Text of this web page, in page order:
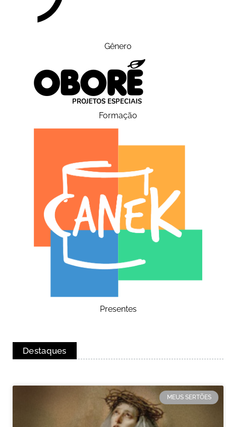
Gênero
Formação
Presentes
Destaques
MEUS SERTÕES